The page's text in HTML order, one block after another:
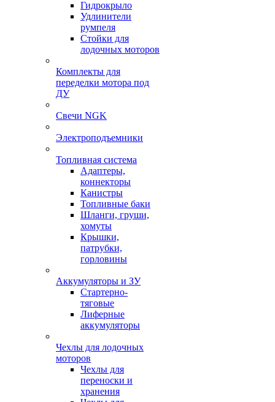
Гидрокрыло
Удлинители
румпеля
Стойки для
лодочных моторов
Комплекты для
переделки мотора под
ДУ
Свечи NGK
Электроподъемники
Топливная система
Адаптеры,
коннекторы
Канистры
Топливные баки
Шланги, груши,
хомуты
Крышки,
патрубки,
горловины
Аккумуляторы и ЗУ
Стартерно-
тяговые
Лиферные
аккумуляторы
Чехлы для лодочных
моторов
Чехлы для
переноски и
хранения